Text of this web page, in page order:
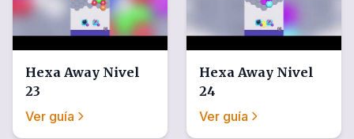
Hexa Away Nivel
23
Ver guía
Hexa Away Nivel
24
Ver guía